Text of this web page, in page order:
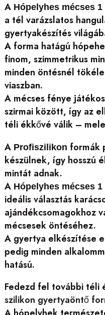
A Hópelyhes mécses
a tél varázslatos
gyertyakészítés
A forma hatágú
finom, szimmetrikus
minden öntésnél
viaszban.
A mécses fénye
szirmai között, így az
téli ékkővé válik –
A Profiszilikon formák
készülnek, így hosszú
mintát adnak.
A Hópelyhes mécses
ideális választás
ajándékcsomagokhoz
mécsesek öntéséhez.
A gyertya elkészítése
pedig minden
hatású.
Fedezd fel további téli
szilikon gyertyaöntő